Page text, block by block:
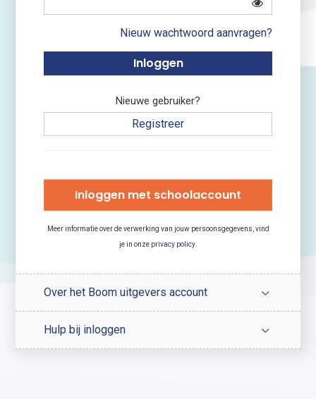
Nieuw wachtwoord aanvragen?
Nieuwe gebruiker?
Registreer
Inloggen met schoolaccount
Meer informatie over de verwerking van jouw persoonsgegevens, vind
je in onze privacy policy.
Over het Boom uitgevers account
Hulp bij inloggen